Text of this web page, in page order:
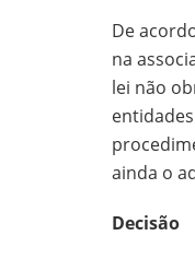
De
na
lei não
ainda o
Decisão